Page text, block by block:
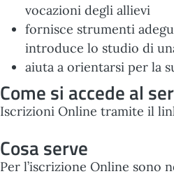
vocazioni degli allievi
fornisce strumenti
introduce lo studio di
aiuta a orientarsi per la
Come si accede al
Iscrizioni Online tramite il
Cosa serve
Per l’iscrizione Online sono